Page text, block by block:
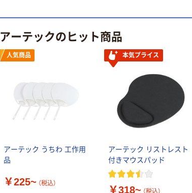
アーテックのヒット商品
人気商品
アーテック うちわ 工作用
品
￥225~ （税込）
本気プライス
アーテック リストレスト
付きマウスパッド
￥318~ （税込）
さしい やわらか
￥458~
アスクル プラ
スチックグロー
リー）
嬬恋銘水 ナチュ
トル
￥686~ （税込）
オリジナル
【アスクル限定】
ファーストレイ
ト ニトリルグ
ト 粉なし（パ
ウダーフリー）
ペーパータオル
小判・シングル